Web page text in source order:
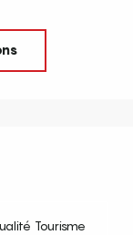
Tourisme